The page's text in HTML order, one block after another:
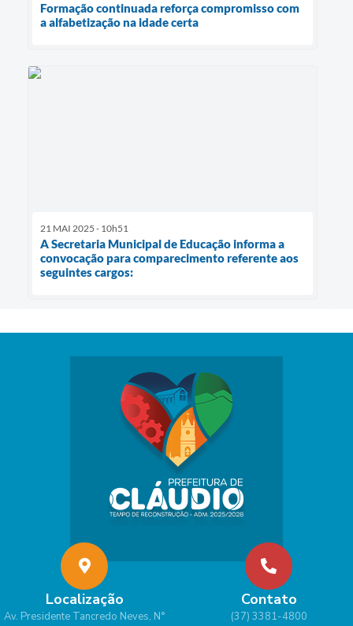
Formação continuada reforça compromisso com
a alfabetização na idade certa
21 MAI 2025 - 10h51
A Secretaria Municipal de Educação informa a
convocação para comparecimento referente aos
seguintes cargos:
Localização
Av. Presidente Tancredo Neves, N°
Contato
(37) 3381-4800